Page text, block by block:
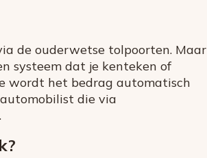
de ouderwetse tolpoorten. Maar
systeem dat je kenteken of
wordt het bedrag automatisch
die via